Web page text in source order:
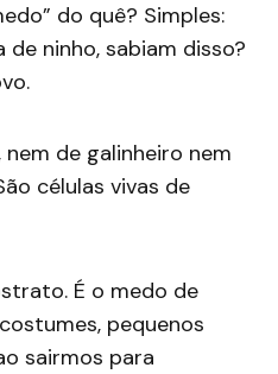
do quê? Simples:
de ninho, sabiam disso?
nem de galinheiro nem
células vivas de
É o medo de
pequenos
sairmos para